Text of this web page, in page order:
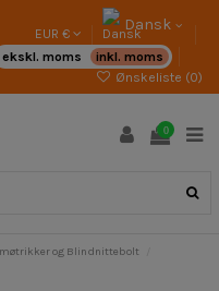
EUR € Dansk
ekskl. moms
inkl. moms
Ønskeliste (0)
0
og Blindnittebolt